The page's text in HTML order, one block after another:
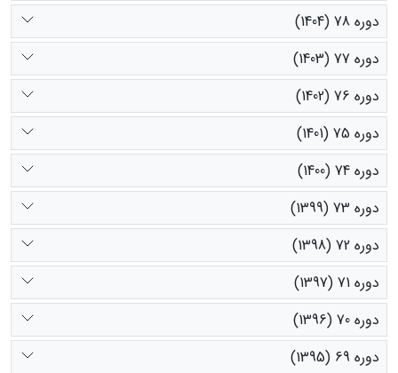
دوره 78 (1404)
دوره 77 (1403)
دوره 76 (1402)
دوره 75 (1401)
دوره 74 (1400)
دوره 73 (1399)
دوره 72 (1398)
دوره 71 (1397)
دوره 70 (1396)
دوره 69 (1395)